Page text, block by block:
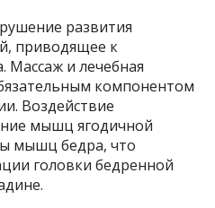
развития
приводящее к
Массаж и лечебная
компонентом
Воздействие
мышц ягодичной
мышц бедра, что
головки бедренной